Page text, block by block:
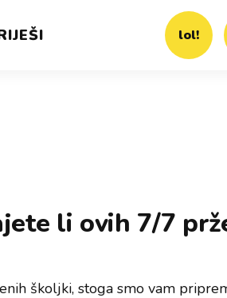
lol!
li ovih 7/7
školjki, stoga smo vam